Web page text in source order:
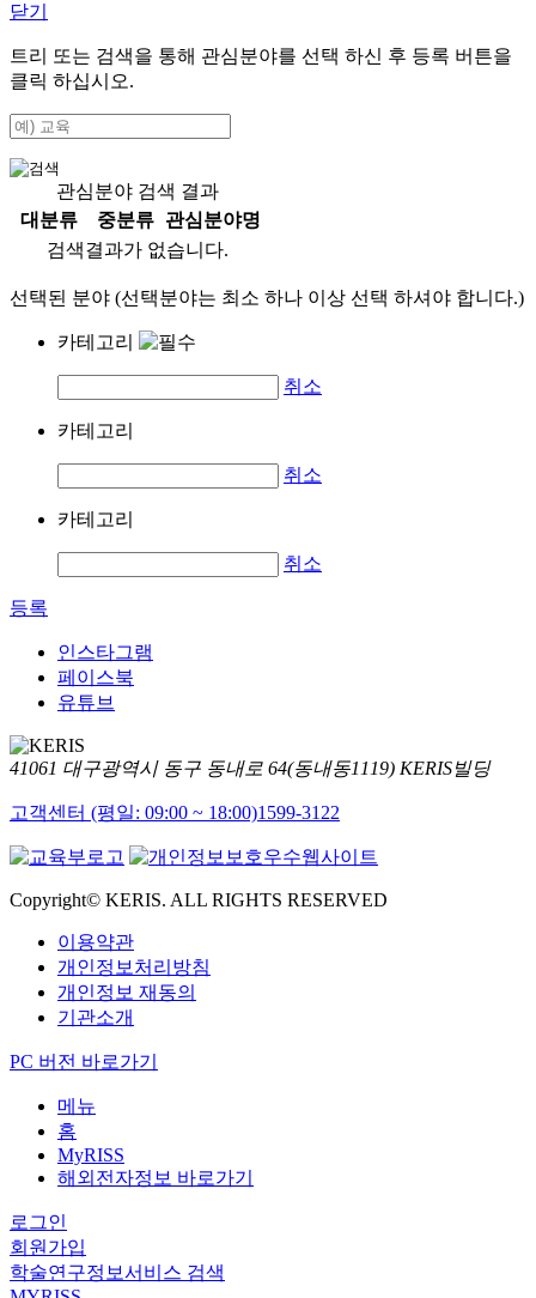
닫기
트리 또는 검색을 통해 관심분야를 선택 하신 후 등록 버튼을
클릭 하십시오.
관심분야 검색 결과
대분류
중분류
관심분야명
검색결과가 없습니다.
선택된 분야 (선택분야는 최소 하나 이상 선택 하셔야 합니다.)
카테고리
취소
카테고리
취소
카테고리
취소
등록
인스타그램
페이스북
유튜브
41061 대구광역시 동구 동내로 64(동내동1119) KERIS빌딩
고객센터 (평일: 09:00 ~ 18:00)1599-3122
Copyright© KERIS. ALL RIGHTS RESERVED
이용약관
개인정보처리방침
개인정보 재동의
기관소개
PC 버전 바로가기
메뉴
홈
MyRISS
해외전자정보 바로가기
로그인
회원가입
학술연구정보서비스 검색